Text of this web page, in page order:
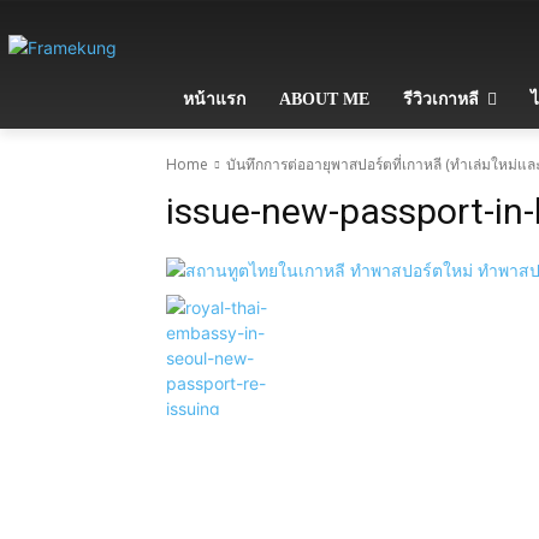
หน้าแรก ABOUT ME รีวิวเกาหลี
Home บันทึกการต่ออายุพาสปอร์ตที่เกาหลี (ทำเล่มใหม่แล
issue-new-passport-